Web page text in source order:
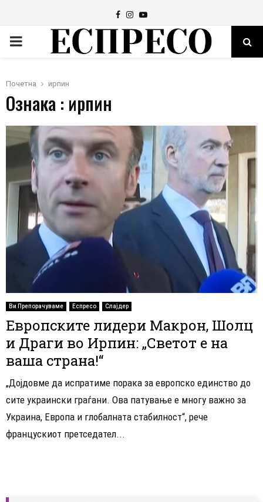
Facebook
Instagram
Youtube
PRIMARY
Почетна ирпин
Ознака : ирпин
Ви Препорачуваме Еспресо Слајдер
Европските лидери Макрон, Шолц
и Драги во Ирпин: „Светот е на
ваша страна!“
„Дојдовме да испратиме порака за европско единство до
сите украински граѓани. Ова патување е многу важно за
Украина, Европа и глобалната стабилност“, рече
францускиот претседател...